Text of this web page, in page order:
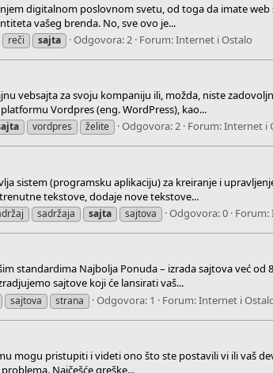
digitalnom poslovnom svetu, od toga da imate
vašeg brenda. No, sve ovo je...
reči sajta Odgovora: 2 Forum:Internet i Ostalo
vebsajta za svoju kompaniju ili, možda, niste
Vordpres (eng. WordPress), kao...
vordpres želite Odgovora: 2 Forum:Internet i
sistem (programsku aplikaciju) za kreiranje i
tekstove, dodaje nove tekstove...
sadržaja sajta sajtova Odgovora: 0 Forum:
standardima Najbolja Ponuda – izrada sajtova već
sajtove koji će lansirati vaš...
sajtova strana Odgovora: 1 Forum:Internet i
mogu pristupiti i videti ono što ste postavili vi ili vaš
Najčešće greške...